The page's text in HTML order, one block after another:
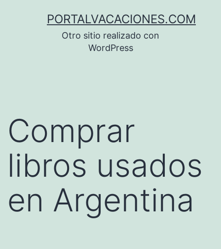
PORTALVACACIONES.COM
Otro sitio realizado con
WordPress
Comprar
libros usados
en Argentina